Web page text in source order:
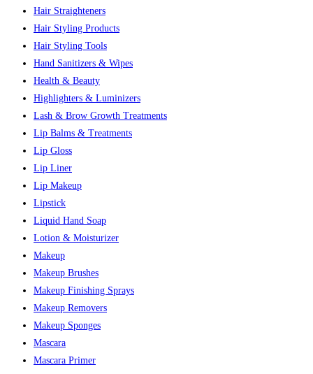
Hair Straighteners
Hair Styling Products
Hair Styling Tools
Hand Sanitizers & Wipes
Health & Beauty
Highlighters & Luminizers
Lash & Brow Growth Treatments
Lip Balms & Treatments
Lip Gloss
Lip Liner
Lip Makeup
Lipstick
Liquid Hand Soap
Lotion & Moisturizer
Makeup
Makeup Brushes
Makeup Finishing Sprays
Makeup Removers
Makeup Sponges
Mascara
Mascara Primer